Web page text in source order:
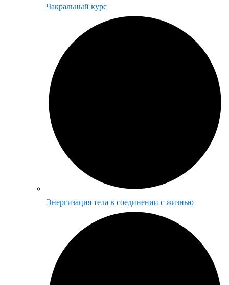
Чакральный курс
Энергизация тела в соединении с жизнью